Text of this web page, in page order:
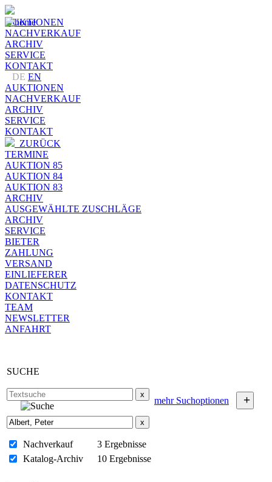
AUKTIONEN
NACHVERKAUF
ARCHIV
SERVICE
KONTAKT
DE EN
AUKTIONEN
NACHVERKAUF
ARCHIV
SERVICE
KONTAKT
ZURÜCK
TERMINE
AUKTION 85
AUKTION 84
AUKTION 83
ARCHIV
AUSGEWÄHLTE ZUSCHLÄGE
ARCHIV
SERVICE
BIETER
ZAHLUNG
VERSAND
EINLIEFERER
DATENSCHUTZ
KONTAKT
TEAM
NEWSLETTER
ANFAHRT
SUCHE
x
mehr Suchoptionen +
x
Nachverkauf
3 Ergebnisse
Katalog-Archiv
10 Ergebnisse